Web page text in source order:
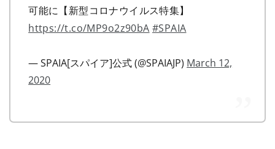
可能に【新型コロナウイルス特集】
https://t.co/MP9o2z90bA #SPAIA
— SPAIA[スパイア]公式 (@SPAIAJP) March 12,
2020